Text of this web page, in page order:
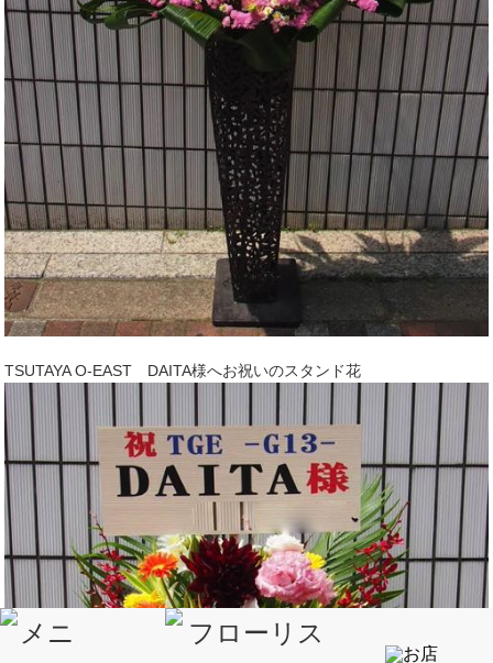
TSUTAYA O-EAST DAITA様へお祝いのスタンド花